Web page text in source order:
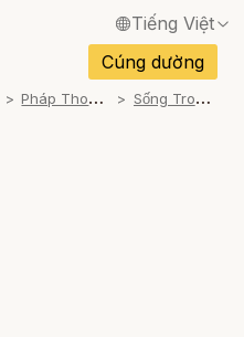
Tiếng Việt
/ Tiếng Anh
/ Tiếng Pháp
Cúng dường
P
háp Thoại Theo Chủ Đề S
ống Trong Chánh Niệm